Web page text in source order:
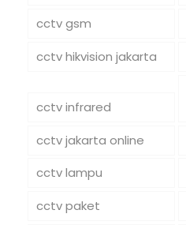
cctv gsm
cctv hikvision jakarta
cctv infrared
cctv jakarta online
cctv lampu
cctv paket